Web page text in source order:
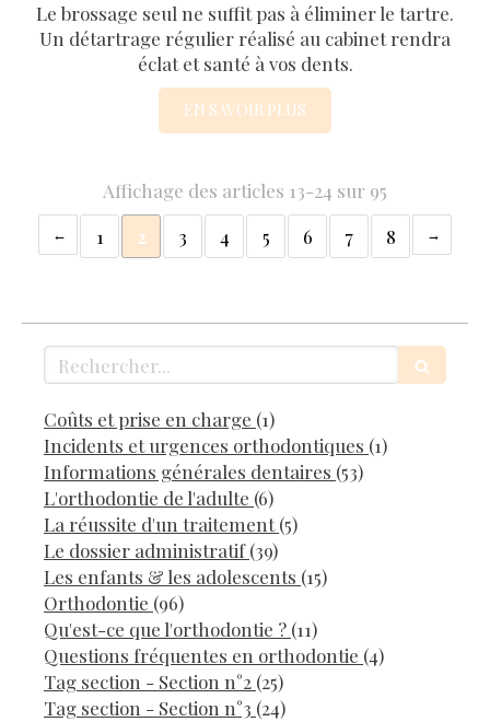
Le brossage seul ne suffit pas à éliminer le tartre.
Un détartrage régulier réalisé au cabinet rendra
éclat et santé à vos dents.
EN SAVOIR PLUS
Affichage des articles 13-24 sur 95
1
2 3 4 5 6 7 8
Rechercher
Coûts et prise en charge (1)Articles Count
Incidents et urgences orthodontiques (1)Articles
Informations générales dentaires (53)Articles Count
L'orthodontie de l'adulte (6)Articles Count
La réussite d'un traitement(5)Articles Count
Le dossier administratif(39)Articles Count
Les enfants & les adolescents (15)Articles Count
Orthodontie (96)Articles Count
Qu'est-ce que l'orthodontie ? (11)Articles Count
Questions fréquentes en orthodontie (4)Articles
Tag section - Section n°2 (25)Articles Count
Tag section - Section n°3 (24)Articles Count